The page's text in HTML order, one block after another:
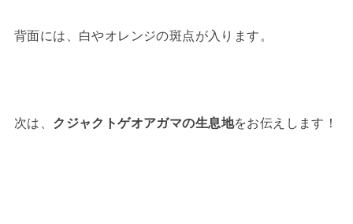
背面には、白やオレンジの斑点が入ります。
次は、 クジャクトゲオアガマの生息地をお伝えします！